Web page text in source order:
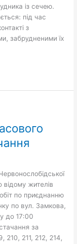
із сечею.
під час
з
забрудненими їх
відому жителів
по приєднанню
по вул. Замкова,
до 17:00
за
211, 212, 214,